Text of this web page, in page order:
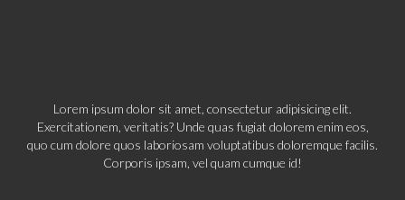
Lorem ipsum dolor sit amet, consectetur adipisicing elit.
Exercitationem, veritatis? Unde quas fugiat dolorem enim eos,
quo cum dolore quos laboriosam voluptatibus doloremque facilis.
Corporis ipsam, vel quam cumque id!